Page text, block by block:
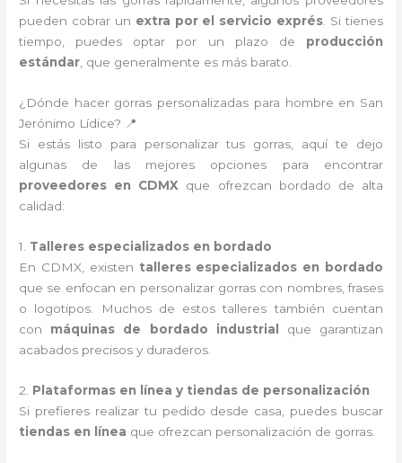
pueden cobrar un extra por el servicio exprés. Si tienes
tiempo, puedes optar por un plazo de producción
estándar, que generalmente es más barato.
¿Dónde hacer gorras personalizadas para hombre en San
Jerónimo Lídice? 📍
Si estás listo para personalizar tus gorras, aquí te dejo
algunas de las mejores opciones para encontrar
proveedores en CDMX que ofrezcan bordado de alta
calidad:
1. Talleres especializados en bordado
En CDMX, existen talleres especializados en bordado
que se enfocan en personalizar gorras con nombres, frases
o logotipos. Muchos de estos talleres también cuentan
con máquinas de bordado industrial
que garantizan
acabados precisos y duraderos.
2. Plataformas en línea y tiendas de personalización
Si prefieres realizar tu pedido desde casa, puedes buscar
tiendas en línea que ofrezcan personalización de gorras.